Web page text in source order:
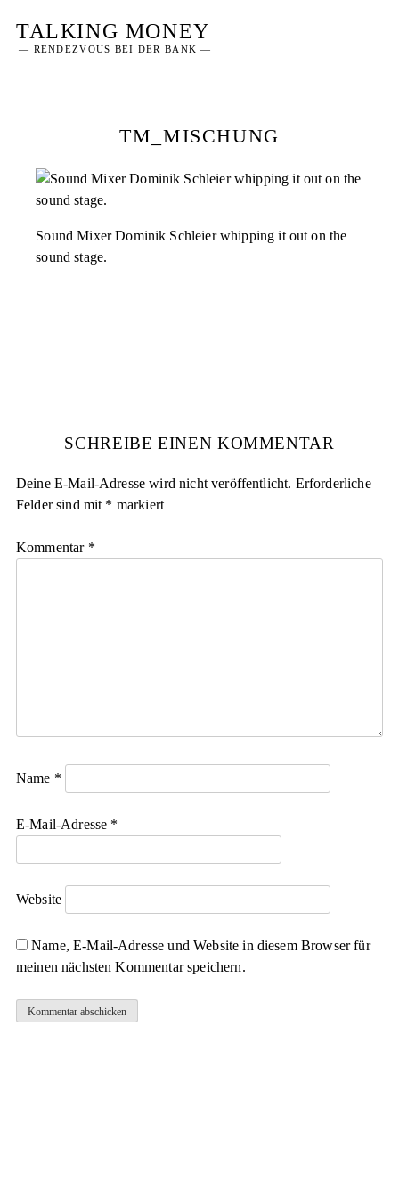
content
TALKING MONEY
— RENDEZVOUS BEI DER BANK —
TM_MISCHUNG
Sound Mixer Dominik Schleier whipping it out on the
sound stage.
SCHREIBE EINEN KOMMENTAR
Deine E-Mail-Adresse wird nicht veröffentlicht. Erforderliche
Felder sind mit * markiert
Kommentar *
Name *
E-Mail-Adresse *
Website
Name, E-Mail-Adresse und Website in diesem Browser für
meinen nächsten Kommentar speichern.